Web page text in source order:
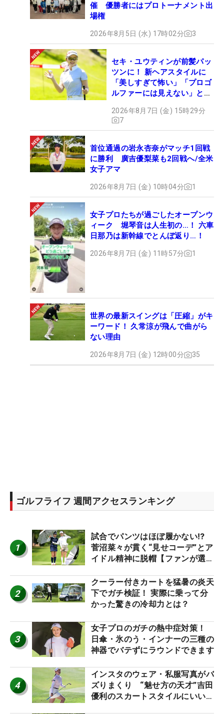
催 優勝者にはプロトーナメント出
場権
2026年8月5日 (水) 17時02分 3
セキ・ユウティンが前髪パッ
ツンに！ 新ヘアスタイルに
「美しすぎて怖い」「プロゴ
ルファーには見えない」とコ
2026年8月7日 (金) 15時29分
7
首位通過の岩永杏奈がマッチ1回戦
に勝利 廣吉優梨菜も2回戦へ/全米
女子アマ
2026年8月7日 (金) 10時04分 1
女子プロたちが過ごしたオープンウ
ィーク 堀琴音は人生初の…！ 六車
日那乃は新幹線でとんぼ返り…！
2026年8月7日 (金) 11時57分 1
世界の最新スイングは「圧縮」がキ
ーワード！ 久常涼が飛んで曲がら
ない理由
2026年8月7日 (金) 12時00分 35
ゴルフライフ 週間アクセスランキング
1
試合でパンツはほぼ履かない⁉
菅沼菜々が貫く“見せコーデ”とア
イドル精神に脱帽【ファンが選ぶ
2
クーラー付きカートを猛暑の炎天
下でガチ検証！ 実際に乗って分
かった驚きの冷却力とは？
3
女子プロのガチの熱中症対策！
日傘・氷のう・インナーの三種の
神器でバテずにラウンドできます
4
インスタのウェア・私服写真がバ
ズりまくり “魅せ方の天才”吉田
優利のスカートスタイルにいい